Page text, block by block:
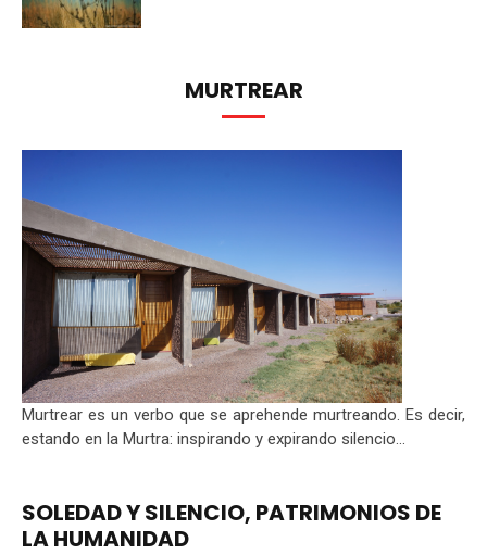
MURTREAR
Murtrear es un verbo que se aprehende murtreando. Es decir,
estando en la Murtra: inspirando y expirando silencio...
SOLEDAD Y SILENCIO, PATRIMONIOS DE
LA HUMANIDAD